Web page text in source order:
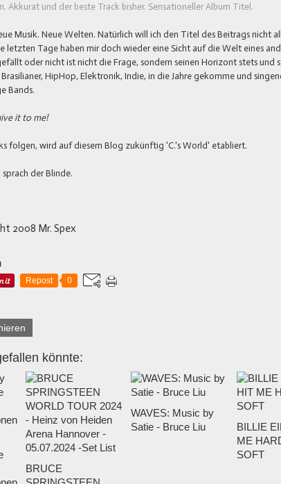
Akkurat und der beste Track bisher. Sensationeller Album Titel.
Musik. Neue Welten. Natürlich will ich den Titel des Beitrags nicht
letzten Tage haben mir doch wieder eine Sicht auf die Welt eines
oder nicht ist nicht die Frage, sondern seinen Horizont stets und
HipHop, Elektronik, Indie, in die Jahre gekomme und
Bands.
it to me!
folgen, wird auf diesem Blog zukünftig 'C.'s World' etabliert.
der Blinde.
2008 Mr. Spex
Repost 0
könnte:
BRUCE
WAVES: Music by
Satie - Bruce Liu
BILLIE
ME
SOFT